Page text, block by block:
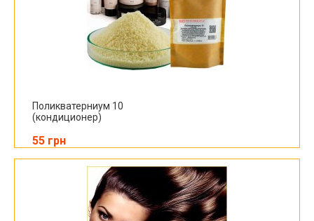
Поликватерниум 10
(кондиционер)
55 грн